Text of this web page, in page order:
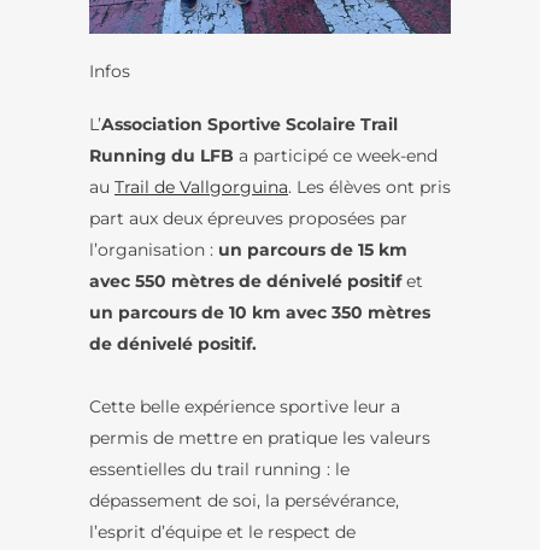
Infos
L’Association Sportive Scolaire Trail
Running du LFB a participé ce week-end
au Trail de Vallgorguina. Les élèves ont pris
part aux deux épreuves proposées par
l’organisation : un parcours de 15 km
avec 550 mètres de dénivelé positifet
un parcours de 10 km avec 350 mètres
de dénivelé positif.
Cette belle expérience sportive leur a
permis de mettre en pratique les valeurs
essentielles du trail running : le
dépassement de soi, la persévérance,
l’esprit d’équipe et le respect de